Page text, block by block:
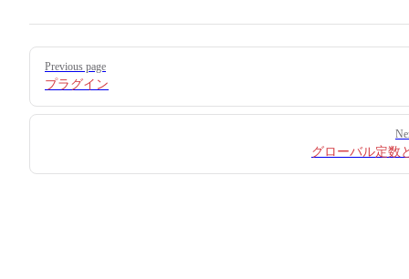
Pager
Previous page
プラグイン
グローバル定数